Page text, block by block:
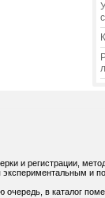
и регистрации,
и
в каталог